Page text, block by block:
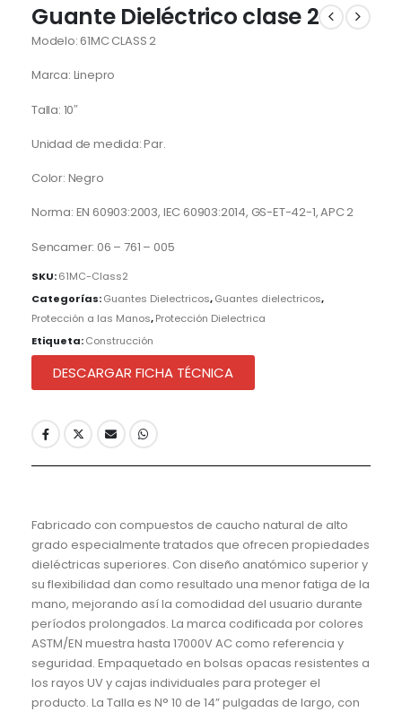
Guante Dieléctrico clase 2
Modelo: 61MC CLASS 2
Marca: Linepro
Talla: 10″
Unidad de medida: Par.
Color: Negro
Norma: EN 60903:2003, IEC 60903:2014, GS-ET-42-1, APC 2
Sencamer: 06 – 761 – 005
SKU:61MC-Class2
Categorías:Guantes Dielectricos,Guantes dielectricos,
Protección a las Manos,Protección Dielectrica
Etiqueta:Construcción
DESCARGAR FICHA TÉCNICA
Fabricado con compuestos de caucho natural de alto
grado especialmente tratados que ofrecen propiedades
dieléctricas superiores. Con diseño anatómico superior y
su flexibilidad dan como resultado una menor fatiga de la
mano, mejorando así la comodidad del usuario durante
períodos prolongados. La marca codificada por colores
ASTM/EN muestra hasta 17000V AC como referencia y
seguridad. Empaquetado en bolsas opacas resistentes a
los rayos UV y cajas individuales para proteger el
producto. La Talla es N° 10 de 14” pulgadas de largo, con